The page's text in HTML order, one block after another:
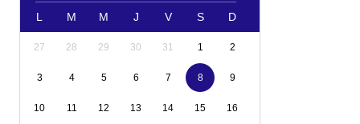
L M M J V S D
27 28 29 30 31 1 2
3 4 5 6 7 8 9
10 11 12 13 14 15 16